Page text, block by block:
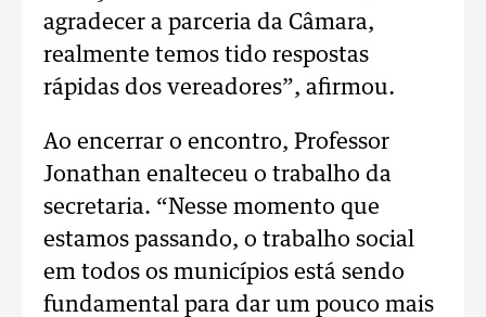
agradecer a parceria da Câmara,
realmente temos tido respostas
rápidas dos vereadores”, afirmou.
Ao encerrar o encontro, Professor
Jonathan enalteceu o trabalho da
secretaria. “Nesse momento que
estamos passando, o trabalho social
em todos os municípios está sendo
fundamental para dar um pouco mais